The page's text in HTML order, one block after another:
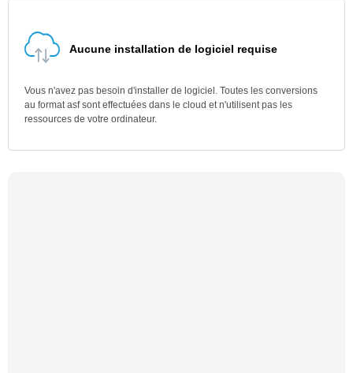
Aucune installation de logiciel requise
Vous n'avez pas besoin d'installer de logiciel. Toutes les conversions
au format asf sont effectuées dans le cloud et n'utilisent pas les
ressources de votre ordinateur.